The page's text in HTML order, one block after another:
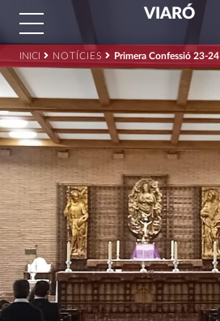
VIARÓ
INICI NOTÍCIES Primera Confessió 23-24